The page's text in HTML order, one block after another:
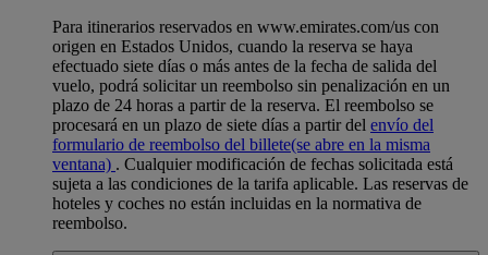
Para itinerarios reservados en www.emirates.com/us con
origen en Estados Unidos, cuando la reserva se haya
efectuado siete días o más antes de la fecha de salida del
vuelo, podrá solicitar un reembolso sin penalización en un
plazo de 24 horas a partir de la reserva. El reembolso se
procesará en un plazo de siete días a partir del envío del
formulario de reembolso del billete(se abre en la misma
ventana) . Cualquier modificación de fechas solicitada está
sujeta a las condiciones de la tarifa aplicable. Las reservas de
hoteles y coches no están incluidas en la normativa de
reembolso.